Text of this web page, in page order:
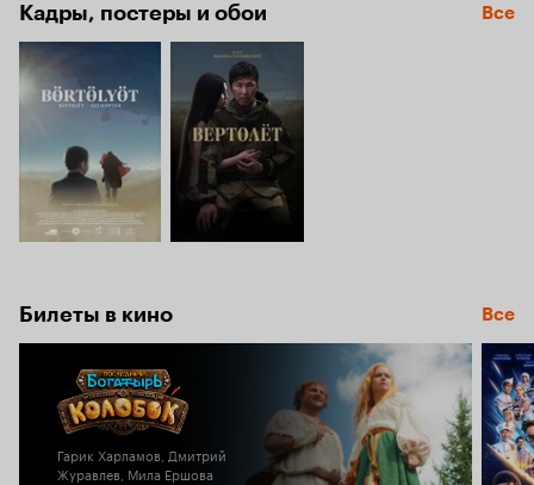
Кадры, постеры и обои Все
Билеты в кино Все
Гарик Харламов, Дмитрий
Журавлев, Мила Ершова